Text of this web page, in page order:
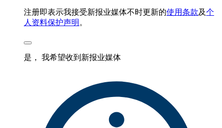
注册即表示我接受新报业媒体不时更新的使用条款及个
人资料保护声明 。
是， 我希望收到新报业媒体